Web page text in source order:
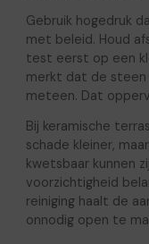
Gebruik hogedruk
met beleid. Houd
test eerst op een
merkt dat de steen
meteen. Dat
Bij keramische
schade kleiner,
kwetsbaar kunnen
voorzichtigheid
reiniging haalt de
onnodig open te